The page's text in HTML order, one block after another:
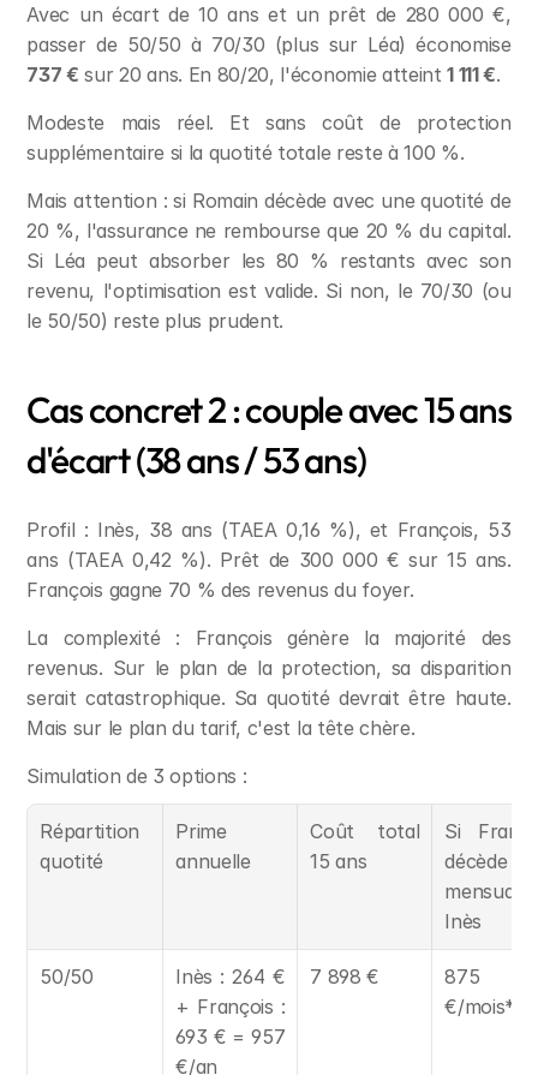
Avec un écart de 10 ans et un prêt de 280 000 €,
passer de 50/50 à 70/30 (plus sur Léa) économise
737 € sur 20 ans. En 80/20, l'économie atteint 1 111 €.
Modeste mais réel. Et sans coût de protection
supplémentaire si la quotité totale reste à 100 %.
Mais attention : si Romain décède avec une quotité de
20 %, l'assurance ne rembourse que 20 % du capital.
Si Léa peut absorber les 80 % restants avec son
revenu, l'optimisation est valide. Si non, le 70/30 (ou
le 50/50) reste plus prudent.
Cas concret 2 : couple avec 15 ans
d'écart (38 ans / 53 ans)
Profil : Inès, 38 ans (TAEA 0,16 %), et François, 53
ans (TAEA 0,42 %). Prêt de 300 000 € sur 15 ans.
François gagne 70 % des revenus du foyer.
La complexité : François génère la majorité des
revenus. Sur le plan de la protection, sa disparition
serait catastrophique. Sa quotité devrait être haute.
Mais sur le plan du tarif, c'est la tête chère.
Simulation de 3 options :
Répartition
quotité
Prime
annuelle
Coût total
15 ans
Si
Inès
50/50
Inès : 264 €
+ François :
693 € = 957
€/an
7 898 €
875
€/mois*